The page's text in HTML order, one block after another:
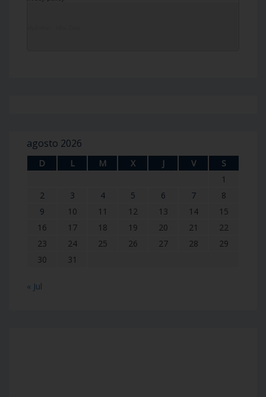
agosto 2026
D L M X J V
S
1
2
3 4 5 6 7
8
9
10 11 12 13 14
15
16
17 18 19 20 21
22
23
24 25 26 27 28
29
30
31
« Jul